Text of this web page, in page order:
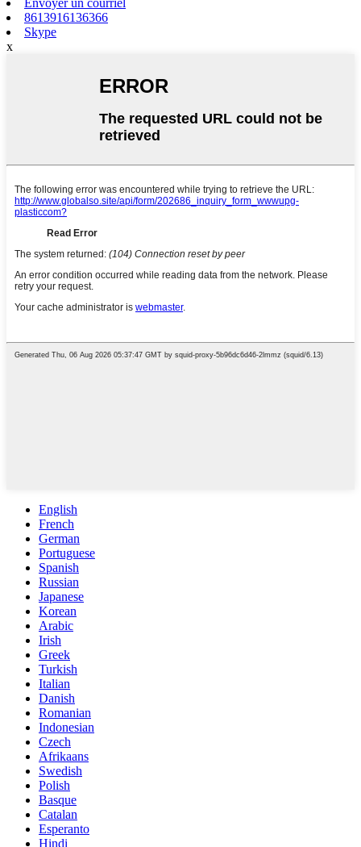
Envoyer un courriel
8613916136366
Skype
x
English
French
German
Portuguese
Spanish
Russian
Japanese
Korean
Arabic
Irish
Greek
Turkish
Italian
Danish
Romanian
Indonesian
Czech
Afrikaans
Swedish
Polish
Basque
Catalan
Esperanto
Hindi